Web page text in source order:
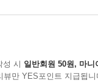
성 시 일반회원 50원, 마니
뷰만 YES포인트 지급됩니